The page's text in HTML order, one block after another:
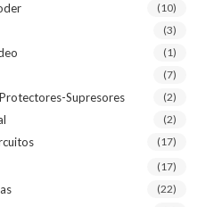
(10)
(3)
(1)
(7)
Supresores (2)
(2)
(17)
(17)
(22)